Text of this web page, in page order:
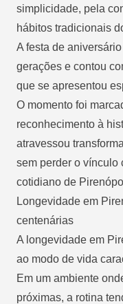
simplicidade, pela
hábitos tradicionais
A festa de
gerações e contou
que se apresentou
O momento foi
reconhecimento à
atravessou
sem perder o vínculo
cotidiano de
Longevidade em
centenárias
A longevidade em
ao modo de vida
Em um ambiente
próximas, a rotina